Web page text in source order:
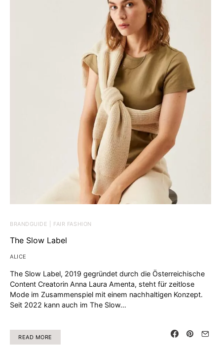
BRANDGUIDE | FAIR FASHION
The Slow Label
ALICE
The Slow Label, 2019 gegründet durch die Österreichische
Content Creatorin Anna Laura Amenta, steht für zeitlose
Mode im Zusammenspiel mit einem nachhaltigen Konzept.
Seit 2022 kann auch im The Slow…
READ MORE